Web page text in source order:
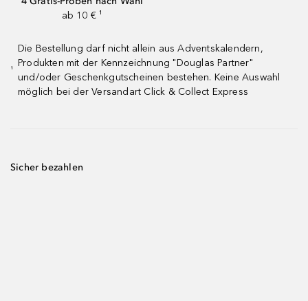
ab 10 € ¹
¹
Die Bestellung darf nicht allein aus Adventskalendern,
Produkten mit der Kennzeichnung "Douglas Partner"
und/oder Geschenkgutscheinen bestehen. Keine Auswahl
möglich bei der Versandart Click & Collect Express
Sicher bezahlen